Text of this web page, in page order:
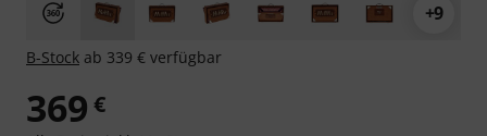
+9
B-Stock ab 339 € verfügbar
369 €